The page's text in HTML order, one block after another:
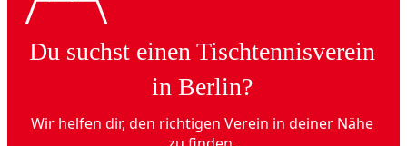
Du suchst einen Tischtennisverein
in Berlin?
Wir helfen dir, den richtigen Verein in deiner Nähe